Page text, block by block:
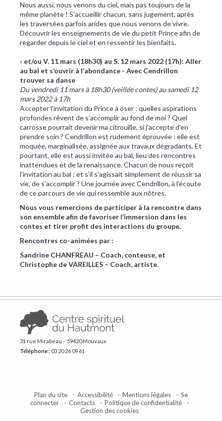
Nous aussi, nous venons du ciel, mais pas toujours de la
même planète ! S’accueillir chacun, sans jugement, après
les traversées parfois arides que nous venons de vivre.
Découvrir les enseignements de vie du petit Prince afin de
regarder depuis le ciel et en ressentir les bienfaits.
› et/ou V. 11 mars (18h30) au S. 12 mars 2022 (17h): Aller
au bal et s’ouvrir à l’abondance - Avec Cendrillon
trouver sa danse
Du vendredi 11 mars à 18h30 (veillée contes) au samedi 12
mars 2022 à 17h
Accepter l’invitation du Prince à oser : quelles aspirations
profondes rêvent de s’accomplir au fond de moi ? Quel
carrosse pourrait devenir ma citrouille, si j’accepte d’en
prendre soin ? Cendrillon est rudement éprouvée : elle est
moquée, marginalisée, assignée aux travaux dégradants. Et
pourtant, elle est aussi invitée au bal, lieu des rencontres
inattendues et de la renaissance. Chacun de nous reçoit
l’invitation au bal : et s’il s’agissait simplement de réussir sa
vie, de s’accomplir ? Une journée avec Cendrillon, à l’écoute
de ce parcours de vie qui ressemble aux nôtres.
Nous vous remercions de participer à la rencontre dans
son ensemble afin de favoriser l’immersion dans les
contes et tirer profit des interactions du groupe.
Rencontres co-animées par :
Sandrine CHANFREAU – Coach, conteuse, et
Christophe de VAREILLES – Coach, artiste.
31 rue Mirabeau - 59420 Mouvaux
Téléphone : ​03 20 26 09 61
Plan du site Accessibilité Mentions légales
Se
connecter
Contacts
Politique de confidentialité
Gestion des cookies